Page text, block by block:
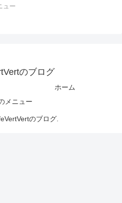
ュー
のブログ
ホーム
メニュー
のブログ.